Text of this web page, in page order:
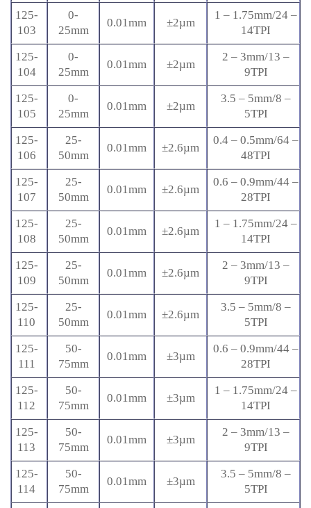
125-
103
0-
25mm
0.01mm ±2µm
1 – 1.75mm/24 –
14TPI
125-
104
0-
25mm
0.01mm ±2µm
2 – 3mm/13 –
9TPI
125-
105
0-
25mm
0.01mm ±2µm
3.5 – 5mm/8 –
5TPI
125-
106
25-
50mm
0.01mm ±2.6µm
0.4 – 0.5mm/64 –
48TPI
125-
107
25-
50mm
0.01mm ±2.6µm
0.6 – 0.9mm/44 –
28TPI
125-
108
25-
50mm
0.01mm ±2.6µm
1 – 1.75mm/24 –
14TPI
125-
109
25-
50mm
0.01mm ±2.6µm
2 – 3mm/13 –
9TPI
125-
110
25-
50mm
0.01mm ±2.6µm
3.5 – 5mm/8 –
5TPI
125-
111
50-
75mm
0.01mm ±3µm
0.6 – 0.9mm/44 –
28TPI
125-
112
50-
75mm
0.01mm ±3µm
1 – 1.75mm/24 –
14TPI
125-
113
50-
75mm
0.01mm ±3µm
2 – 3mm/13 –
9TPI
125-
114
50-
75mm
0.01mm ±3µm
3.5 – 5mm/8 –
5TPI